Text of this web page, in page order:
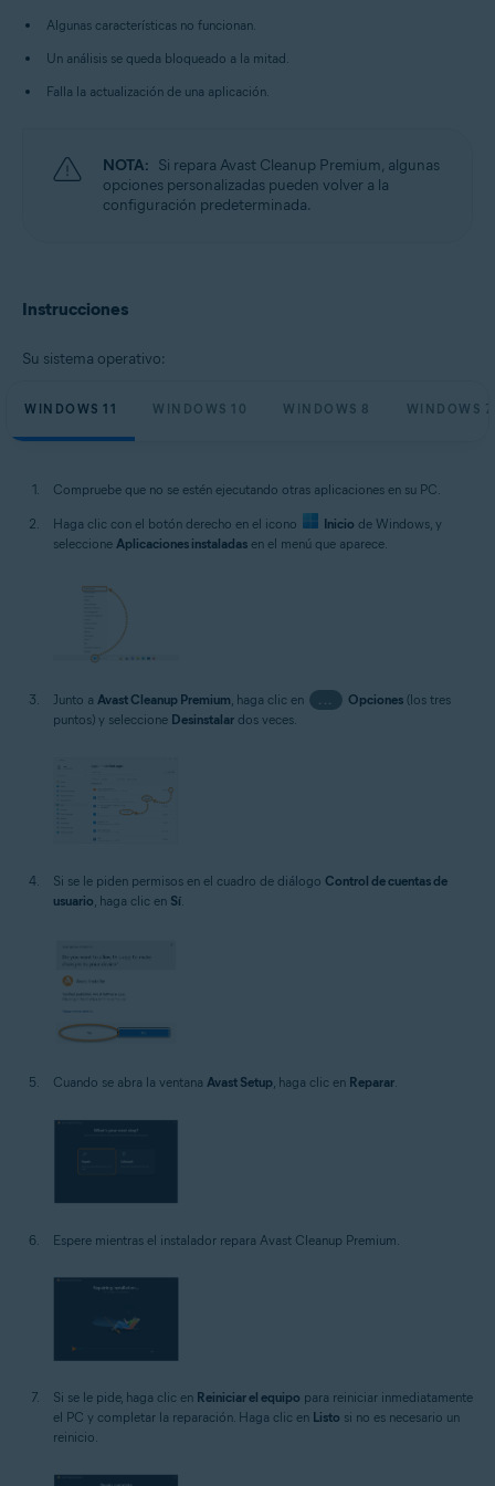
Microsoft Windows 8.1/Pro/Enterprise - 32 o 64 bits
Microsoft Windows 7 Home Basic/Home
Premium/Professional/Enterprise/Ultimate - Service Pack 1 con
Algunas características no funcionan.
Un análisis se queda bloqueado a la mitad.
Falla la actualización de una aplicación.
NOTA: Si repara Avast Cleanup Premium, algunas
opciones personalizadas pueden volver a la
configuración predeterminada.
Instrucciones
Su sistema operativo:
WINDOWS 11 WINDOWS 10 WINDOWS 8 WINDOWS 7
Compruebe que no se estén ejecutando otras aplicaciones en su PC.
Haga clic con el botón derecho en el icono Inicio de Windows, y
seleccione Aplicaciones instaladas en el menú que aparece.
Junto a Avast Cleanup Premium, haga clic en ... Opciones(los tres
puntos) y seleccione Desinstalar dos veces.
Si se le piden permisos en el cuadro de diálogo Control de cuentas de
usuario, haga clic en Sí.
Cuando se abra la ventana Avast Setup, haga clic en Reparar.
Espere mientras el instalador repara Avast Cleanup Premium.
Si se le pide, haga clic en Reiniciar el equipo para reiniciar inmediatamente
el PC y completar la reparación. Haga clic en Listo si no es necesario un
reinicio.